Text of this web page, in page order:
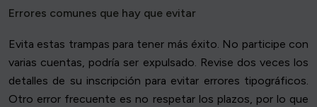
Errores comunes que hay que evitar
Evita estas trampas para tener más éxito. No participe con
varias cuentas, podría ser expulsado. Revise dos veces los
detalles de su inscripción para evitar errores tipográficos.
Otro error frecuente es no respetar los plazos, por lo que